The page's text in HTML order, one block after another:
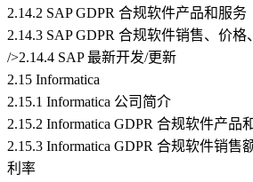
2.14.2 SAP GDPR 合规软件产品和服务
2.14.3 SAP GDPR 合规软件销售、价
/>2.14.4 SAP 最新开发/更新
2.15 Informatica
2.15.1 Informatica 公司简介
2.15.2 Informatica GDPR 合规软件产品
2.15.3 Informatica GDPR 合规软件销售
利率